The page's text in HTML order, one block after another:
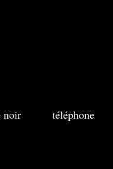
noir téléphone